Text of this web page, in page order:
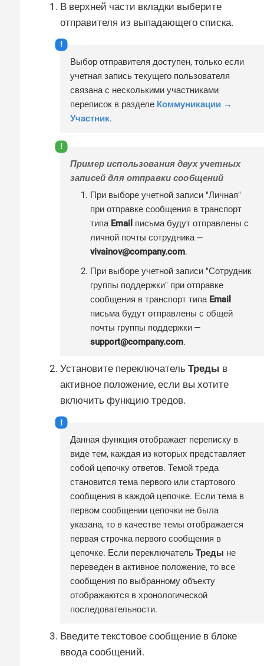
В верхней части вкладки выберите
отправителя из выпадающего списка.
Выбор отправителя доступен, только если
учетная запись текущего пользователя
связана с несколькими участниками
переписок в разделе Коммуникации →
Участник.
Пример использования двух учетных
записей для отправки сообщений
При выборе учетной записи "Личная"
при отправке сообщения в транспорт
типа Email письма будут отправлены с
личной почты сотрудника —
vivainov@company.com.
При выборе учетной записи "Сотрудник
группы поддержки" при отправке
сообщения в транспорт типа Email
письма будут отправлены с общей
почты группы поддержки —
support@company.com.
Установите переключатель Треды в
активное положение, если вы хотите
включить функцию тредов.
Данная функция отображает переписку в
виде тем, каждая из которых представляет
собой цепочку ответов. Темой треда
становится тема первого или стартового
сообщения в каждой цепочке. Если тема в
первом сообщении цепочки не была
указана, то в качеcтве темы отображается
первая строчка первого сообщения в
цепочке. Если переключатель Треды не
переведен в активное положение, то все
сообщения по выбранному объекту
отображаются в хронологической
последовательности.
Введите текстовое сообщение в блоке
ввода сообщений.